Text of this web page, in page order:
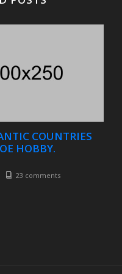
COUNTRIES
HOBBY.
23 comments